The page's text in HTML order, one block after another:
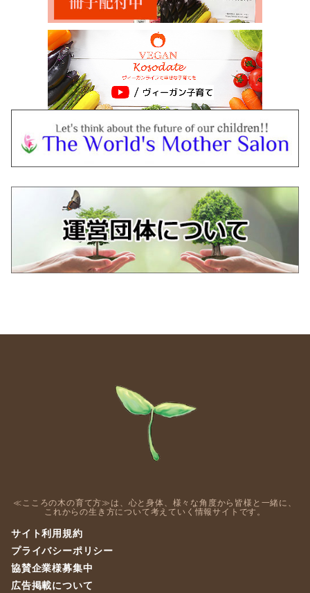
≪こころの木の育て方≫は、心と身体、様々な角度から皆様と一緒に、
これからの生き方について考えていく情報サイトです。
サイト利用規約
プライバシーポリシー
協賛企業様募集中
広告掲載について